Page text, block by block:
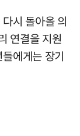
시 돌아올 의
연결을 지원
에게는 장기